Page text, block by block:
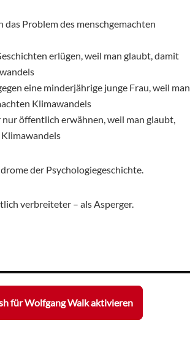
das Problem des menschgemachten
erlügen, weil man glaubt, damit
eine minderjährige junge Frau, weil man
Klimawandels
öffentlich erwähnen, weil man glaubt,
der Psychologiegeschichte.
verbreiteter – als Asperger.
für Wolfgang Walk aktivieren